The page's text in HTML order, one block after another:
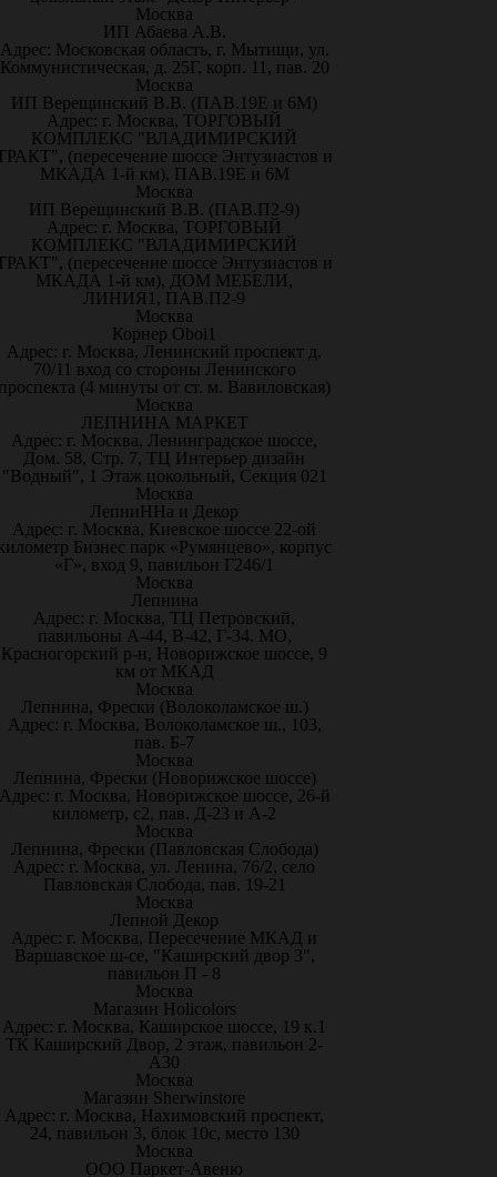
Москва
ИП Абаева А.В.
Адрес: Московская область, г. Мытищи, ул.
Коммунистическая, д. 25Г, корп. 11, пав. 20
Москва
ИП Верещинский В.В. (ПАВ.19Е и 6М)
Адрес: г. Москва, ТОРГОВЫЙ
КОМПЛЕКС "ВЛАДИМИРСКИЙ
(пересечение шоссе Энтузиастов и
МКАДА 1-й км), ПАВ.19Е и 6М
Москва
ИП Верещинский В.В. (ПАВ.П2-9)
Адрес: г. Москва, ТОРГОВЫЙ
КОМПЛЕКС "ВЛАДИМИРСКИЙ
(пересечение шоссе Энтузиастов и
МКАДА 1-й км), ДОМ МЕБЕЛИ,
ЛИНИЯ1, ПАВ.П2-9
Москва
Корнер Oboi1
Адрес: г. Москва, Ленинский проспект д.
70/11 вход со стороны Ленинского
(4 минуты от ст. м. Вавиловская)
Москва
ЛЕПНИНА МАРКЕТ
Адрес: г. Москва, Ленинградское шоссе,
Дом. 58, Стр. 7, ТЦ Интерьер дизайн
"Водный", 1 Этаж цокольный, Секция 021
Москва
ЛепниННа и Декор
Адрес: г. Москва, Киевское шоссе 22-ой
Бизнес парк «Румянцево», корпус
«Г», вход 9, павильон Г246/1
Москва
Лепнина
Адрес: г. Москва, ТЦ Петровский,
павильоны А-44, В-42, Г-34. МО,
Красногорский р-н, Новорижское шоссе, 9
км от МКАД
Москва
Лепнина, Фрески (Волоколамское ш.)
Адрес: г. Москва, Волоколамское ш., 103,
пав. Б-7
Москва
Лепнина, Фрески (Новорижское шоссе)
г. Москва, Новорижское шоссе, 26-й
километр, с2, пав. Д-23 и А-2
Москва
Лепнина, Фрески (Павловская Слобода)
Адрес: г. Москва, ул. Ленина, 76/2, село
Павловская Слобода, пав. 19-21
Москва
Лепной Декор
Адрес: г. Москва, Пересечение МКАД и
Варшавское ш-се, "Каширский двор 3",
павильон П - 8
Москва
Магазин Holicolors
Адрес: г. Москва, Каширское шоссе, 19 к.1
ТК Каширский Двор, 2 этаж, павильон 2-
А30
Москва
Магазин Sherwinstore
Адрес: г. Москва, Нахимовский проспект,
24, павильон 3, блок 10с, место 130
Москва
ООО Паркет-Авeню